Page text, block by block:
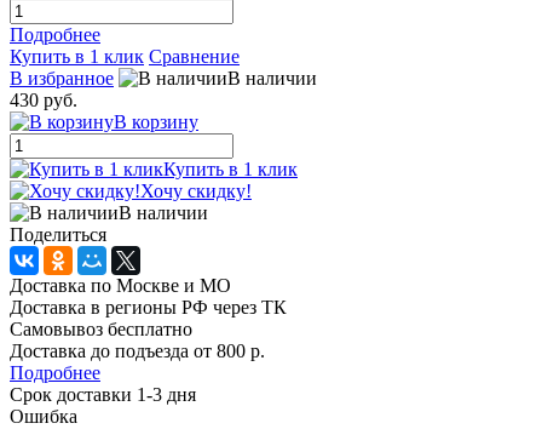
Подробнее
Купить в 1 клик Сравнение
В избранное
В наличии
430 руб.
В корзину
Купить в 1 клик
Хочу скидку!
В наличии
Поделиться
Доставка по Москве и МО
Доставка в регионы РФ через ТК
Самовывоз бесплатно
Доставка до подъезда от 800 р.
Подробнее
Срок доставки 1-3 дня
Ошибка